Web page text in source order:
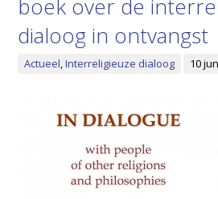
boek over de
dialoog in ontvangst
Actueel,Interreligieuze dialoog 10